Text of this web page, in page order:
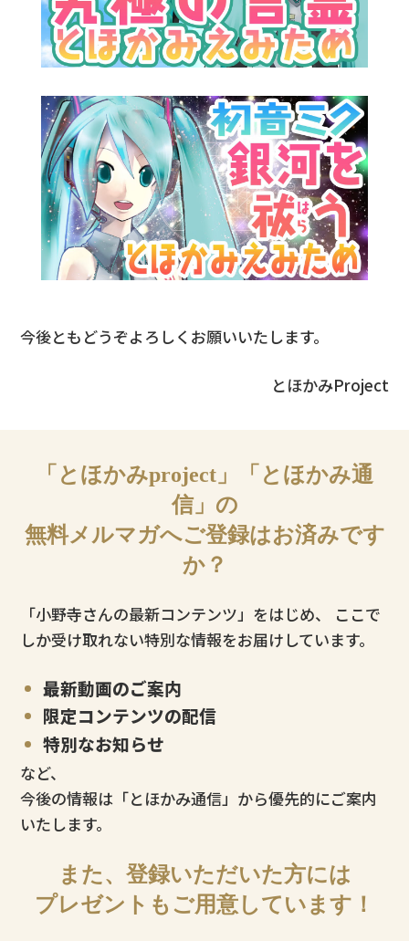
今後ともどうぞよろしくお願いいたします。
とほかみProject
「とほかみproject」「とほかみ通
信」の
無料メルマガへご登録はお済みです
か？
「小野寺さんの最新コンテンツ」をはじめ、
ここで
しか受け取れない特別な情報をお届けしています。
最新動画のご案内
限定コンテンツの配信
特別なお知らせ
など、
今後の情報は「とほかみ通信」から優先的にご案内
いたします。
また、登録いただいた方には
プレゼントもご用意しています！